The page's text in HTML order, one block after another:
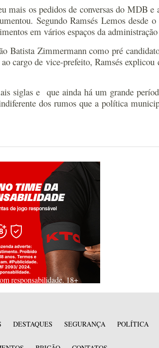
os pedidos de conversas do MDB
Segundo Ramsés Lemos desde
em vários espaços da
Batista Zimmermann como pré
cargo de vice-prefeito, Ramsés
siglas e que ainda há um grande
dos rumos que a política
responsabilidade. 18+
DESTAQUES SEGURANÇA POLÍTICA